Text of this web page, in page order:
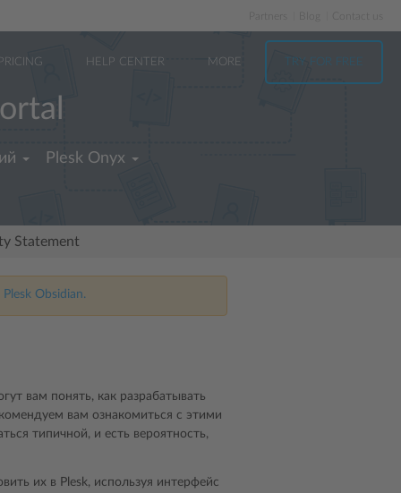
Partners
PRICING HELP CENTER MORE TRY FOR FREE
Plesk Onyx
Statement
Obsidian.
вам понять, как разрабатывать
вам ознакомиться с этими
типичной, и есть вероятность,
их в Plesk, используя интерфейс